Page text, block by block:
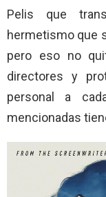
Pelis que
hermetismo que
pero eso no
directores y
personal a
mencionadas